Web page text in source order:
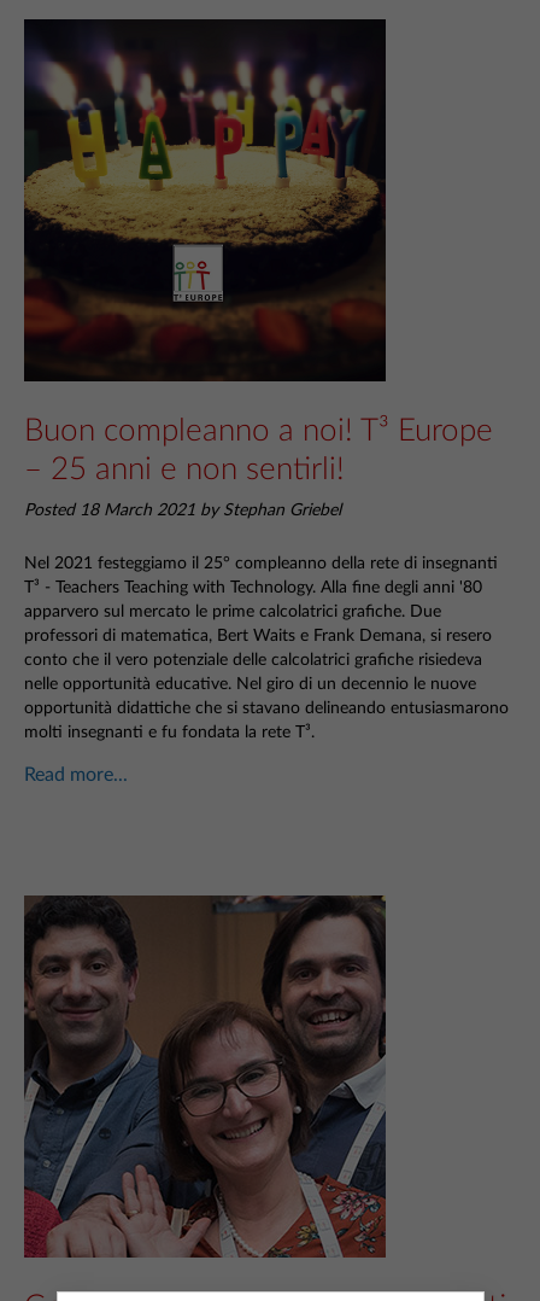
Buon compleanno a noi! T³ Europe
– 25 anni e non sentirli!
Posted 18 March 2021 by Stephan Griebel
Nel 2021 festeggiamo il 25° compleanno della rete di insegnanti
T³ - Teachers Teaching with Technology. Alla fine degli anni '80
apparvero sul mercato le prime calcolatrici grafiche. Due
professori di matematica, Bert Waits e Frank Demana, si resero
conto che il vero potenziale delle calcolatrici grafiche risiedeva
nelle opportunità educative. Nel giro di un decennio le nuove
opportunità didattiche che si stavano delineando entusiasmarono
molti insegnanti e fu fondata la rete T³.
Read more...